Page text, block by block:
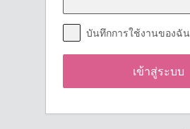
บันทึกการใช้งานของฉัน